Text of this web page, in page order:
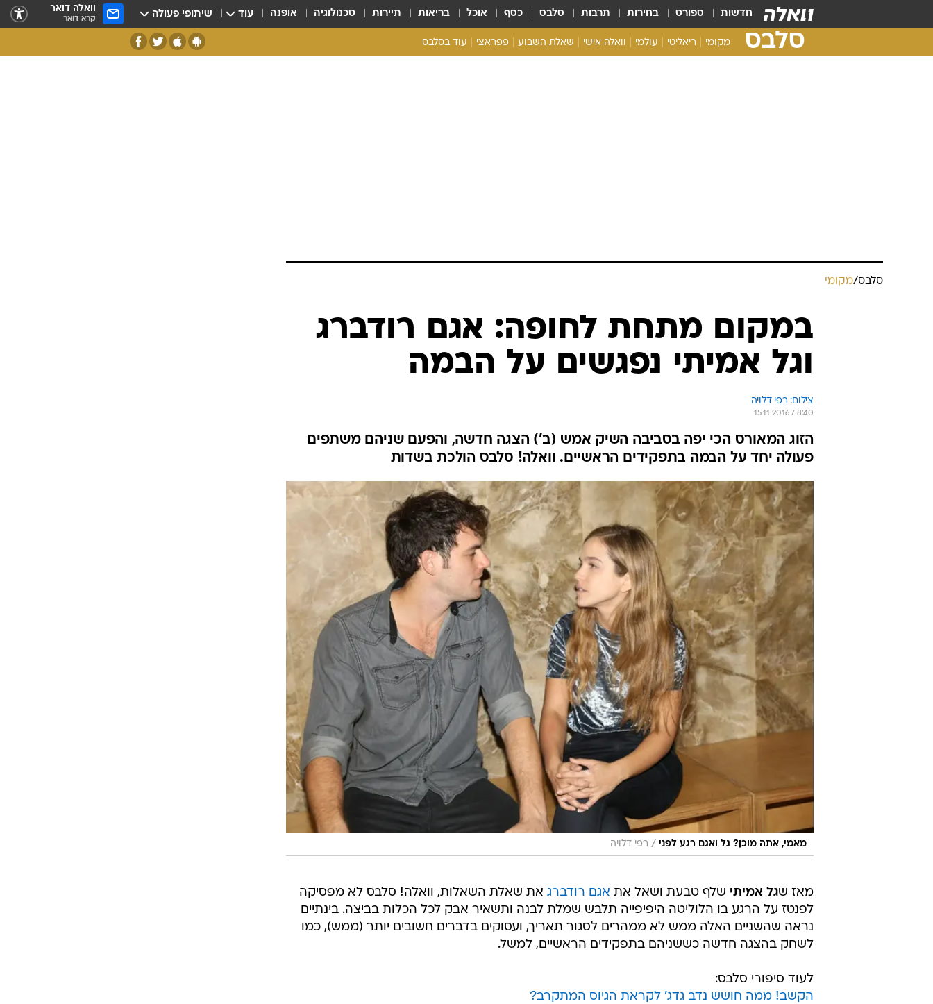
חדשות ספורט בחירות תרבות סלבס כסף אוכל בריאות תיירות טכנולוגיה אופנה עוד שיתופי פעולה וואלה דואר
קרא דואר
סלבס מקומי ריאליטי עולמי וואלה אישי שאלת השבוע פפראצי עוד בסלבס
סלבס/מקומי
במקום מתחת לחופה: אגם רודברג
וגל אמיתי נפגשים על הבמה
צילום: רפי דלויה
15.11.2016 / 8:40
הזוג המאורס הכי יפה בסביבה השיק אמש (ב') הצגה חדשה, והפעם שניהם משתפים
פעולה יחד על הבמה בתפקידים הראשיים. וואלה! סלבס הולכת בשדות
מאמי, אתה מוכן? גל ואגם רגע לפני / רפי דלויה
מאז שגל אמיתי שלף טבעת ושאל את אגם רודברג את שאלת השאלות, וואלה! סלבס לא מפסיקה
לפנטז על הרגע בו הלוליטה היפיפייה תלבש שמלת לבנה ותשאיר אבק לכל הכלות בביצה. בינתיים
נראה שהשניים האלה ממש לא ממהרים לסגור תאריך, ועסוקים בדברים חשובים יותר (ממש), כמו
לשחק בהצגה חדשה כששניהם בתפקידים הראשיים, למשל.
לעוד סיפורי סלבס:
הקשב! ממה חושש נדב גדג' לקראת הגיוס המתקרב?